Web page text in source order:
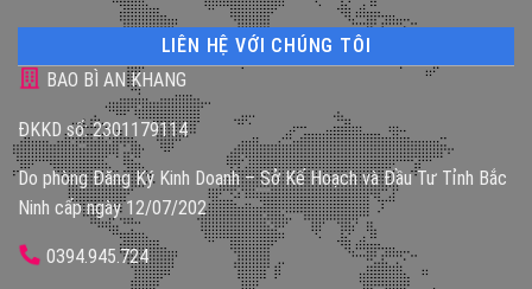
LIÊN HỆ VỚI CHÚNG TÔI
BAO BÌ AN KHANG
ĐKKD số: 2301179114
Do phòng Đăng Ký Kinh Doanh – Sở Kế Hoạch và Đầu Tư Tỉnh Bắc
Ninh cấp ngày 12/07/202
0394.945.724